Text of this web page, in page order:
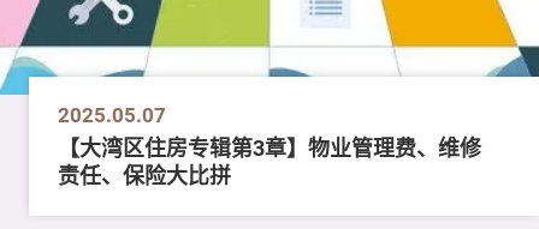
2025.05.07
【大湾区住房专辑第3章】物业管理费、维修
责任、保险大比拼